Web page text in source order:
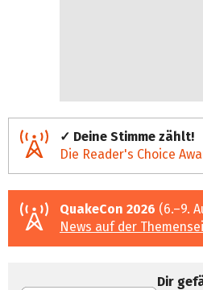
✓ Deine Stimme zählt!
Die Reader's Choice
QuakeCon 2026 (6.–9.
News auf der
Dir